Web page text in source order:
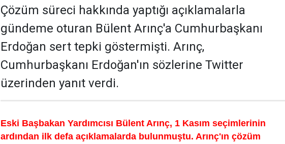
Çözüm süreci hakkında yaptığı açıklamalarla
gündeme oturan Bülent Arınç'a Cumhurbaşkanı
Erdoğan sert tepki göstermişti. Arınç,
Cumhurbaşkanı Erdoğan'ın sözlerine Twitter
üzerinden yanıt verdi.
Eski Başbakan Yardımcısı Bülent Arınç, 1 Kasım seçimlerinin
ardından ilk defa açıklamalarda bulunmuştu. Arınç'ın çözüm